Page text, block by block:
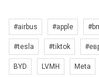
#airbus #apple
#tesla #tiktok
BYD LVMH Meta